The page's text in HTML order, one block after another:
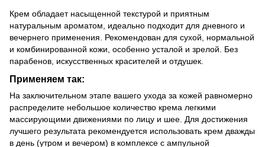
Крем обладает насыщенной текстурой и приятным
натуральным ароматом, идеально подходит для дневного и
вечернего применения. Рекомендован для сухой, нормальной
и комбинированной кожи, особенно усталой и зрелой. Без
парабенов, искусственных красителей и отдушек.
Применяем так:
На заключительном этапе вашего ухода за кожей равномерно
распределите небольшое количество крема легкими
массирующими движениями по лицу и шее. Для достижения
лучшего результата рекомендуется использовать крем дважды
в день (утром и вечером) в комплексе с ампульной